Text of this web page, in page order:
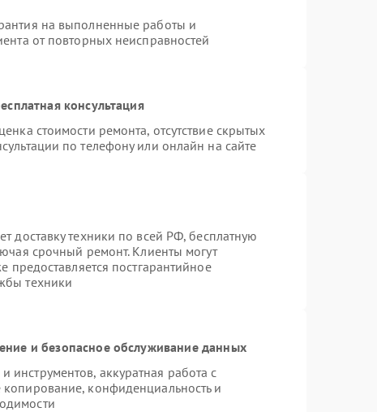
на выполненные работы и
от повторных неисправностей
консультация
стоимости ремонта, отсутствие скрытых
по телефону или онлайн на сайте
доставку техники по всей РФ, бесплатную
срочный ремонт. Клиенты могут
предоставляется постгарантийное
техники
и безопасное обслуживание данных
аккуратная работа с
конфиденциальность и